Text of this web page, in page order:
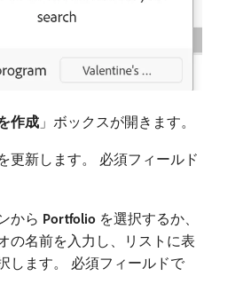
作成 」ボックスが開きます。
更新します。 必須フィールド
から​ Portfolio ​を選択するか、
の名前を入力し、リストに表
します。 必須フィールドで